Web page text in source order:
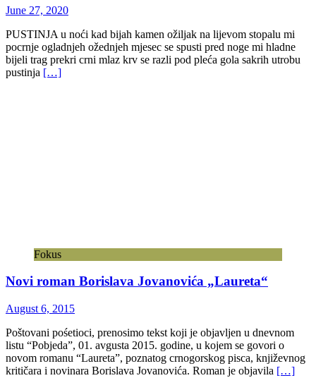
June 27, 2020
PUSTINJA u noći kad bijah kamen ožiljak na lijevom stopalu mi
pocrnje ogladnjeh ožednjeh mjesec se spusti pred noge mi hladne
bijeli trag prekri crni mlaz krv se razli pod pleća gola sakrih utrobu
pustinja […]
Fokus
Novi roman Borislava Jovanovića „Laureta“
August 6, 2015
Poštovani pośetioci, prenosimo tekst koji je objavljen u dnevnom
listu “Pobjeda”, 01. avgusta 2015. godine, u kojem se govori o
novom romanu “Laureta”, poznatog crnogorskog pisca, književnog
kritičara i novinara Borislava Jovanovića. Roman je objavila […]